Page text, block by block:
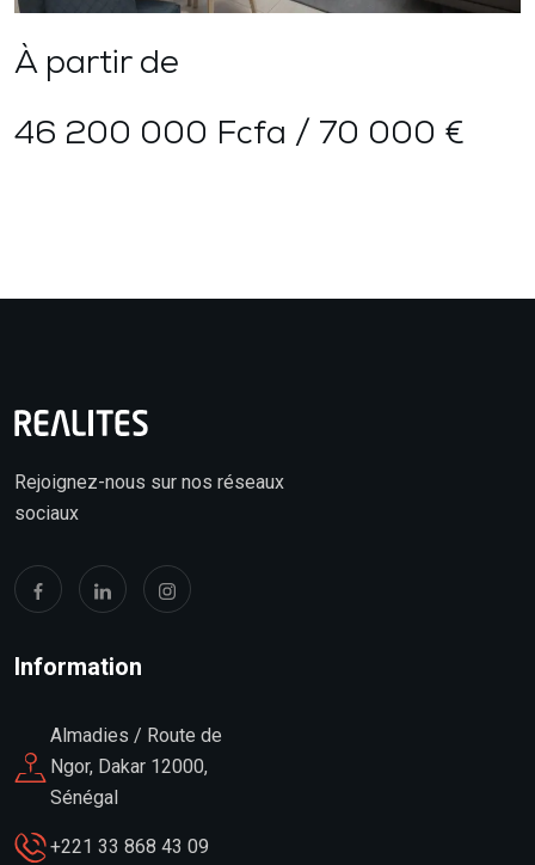
À partir de
46 200 000 Fcfa / 70 000 €
Rejoignez-nous sur nos réseaux
sociaux
Information
Almadies / Route de
Ngor, Dakar 12000,
Sénégal
+221 33 868 43 09